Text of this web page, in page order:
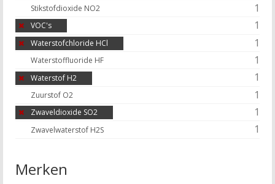
Stikstofdioxide NO2 1
VOC's 1
Waterstofchloride HCl 1
Waterstoffluoride HF 1
Waterstof H2 1
Zuurstof O2 1
Zwaveldioxide SO2 1
Zwavelwaterstof H2S 1
Merken